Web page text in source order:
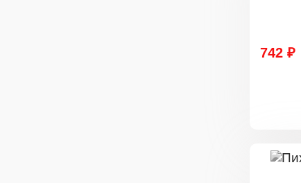
742 ₽